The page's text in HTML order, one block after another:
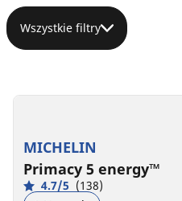
Wszystkie filtry
MICHELIN
Primacy 5 energy™
4.7/5 (138)